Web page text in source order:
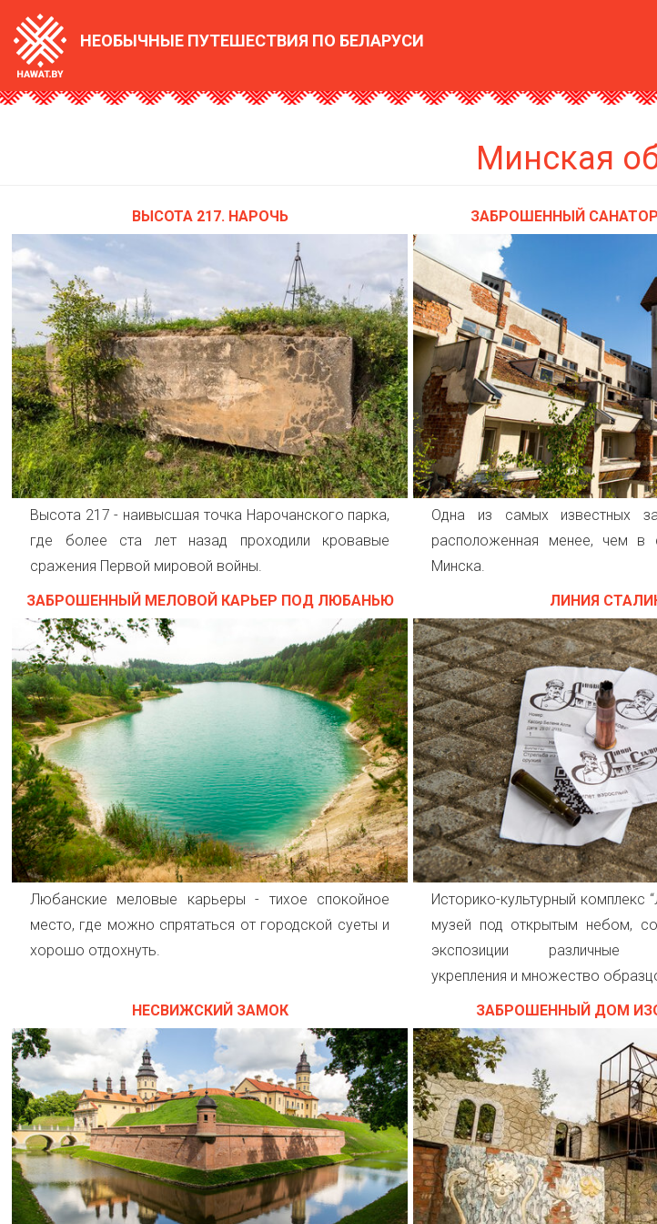
НЕОБЫЧНЫЕ ПУТЕШЕСТВИЯ ПО БЕЛАРУСИ
ОСНОВНАЯ
НАВИГАЦИЯ
Минская
ВЫСОТА 217. НАРОЧЬ
Высота 217 - наивысшая точка Нарочанского парка,
где более ста лет назад проходили кровавые
сражения Первой мировой войны.
ЗАБРОШЕННЫЙ
Одна из самых известных
расположенная менее, чем в
Минска.
ЗАБРОШЕННЫЙ МЕЛОВОЙ КАРЬЕР ПОД ЛЮБАНЬЮ
Любанские меловые карьеры - тихое спокойное
место, где можно спрятаться от городской суеты и
хорошо отдохнуть.
ЛИНИЯ
Историко-культурный комплекс
музей под открытым небом,
экспозиции различные
укрепления и множество
НЕСВИЖСКИЙ ЗАМОК ЗАБРОШЕННЫЙ ДОМ